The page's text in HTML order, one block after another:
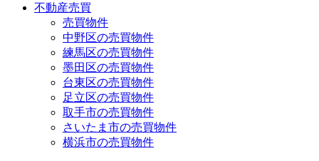
不動産売買
売買物件
中野区の売買物件
練馬区の売買物件
墨田区の売買物件
台東区の売買物件
足立区の売買物件
取手市の売買物件
さいたま市の売買物件
横浜市の売買物件